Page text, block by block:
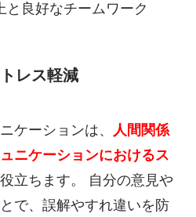
と良好なチームワーク
レス軽減
ケーションは、
人間関係
ニケーションにおけるス
立ちます。 自分の意見や
で、誤解やすれ違いを防